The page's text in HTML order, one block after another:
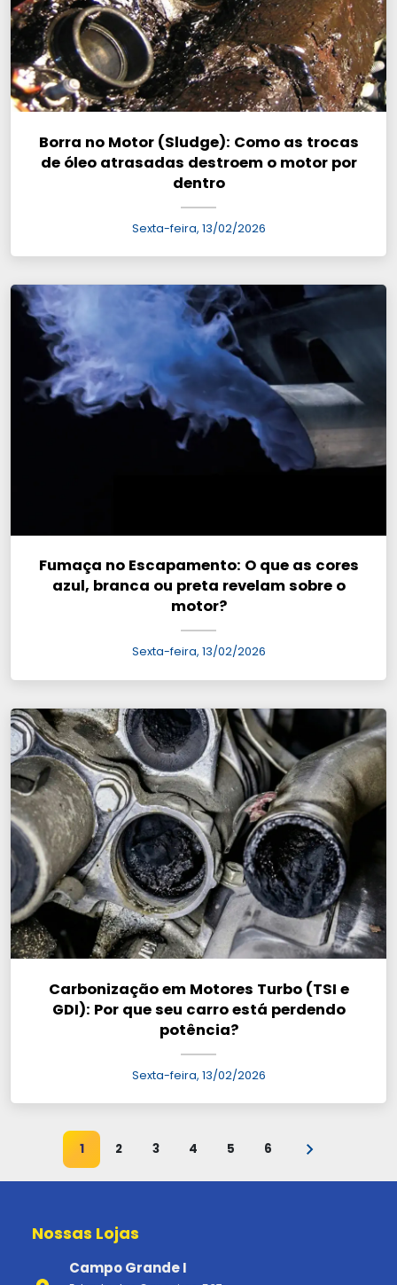
Borra no Motor (Sludge): Como as trocas
de óleo atrasadas destroem o motor por
dentro
Sexta-feira, 13/02/2026
Fumaça no Escapamento: O que as cores
azul, branca ou preta revelam sobre o
motor?
Sexta-feira, 13/02/2026
Carbonização em Motores Turbo (TSI e
GDI): Por que seu carro está perdendo
potência?
Sexta-feira, 13/02/2026
1 2 3 4 5 6
Nossas Lojas
Campo Grande I